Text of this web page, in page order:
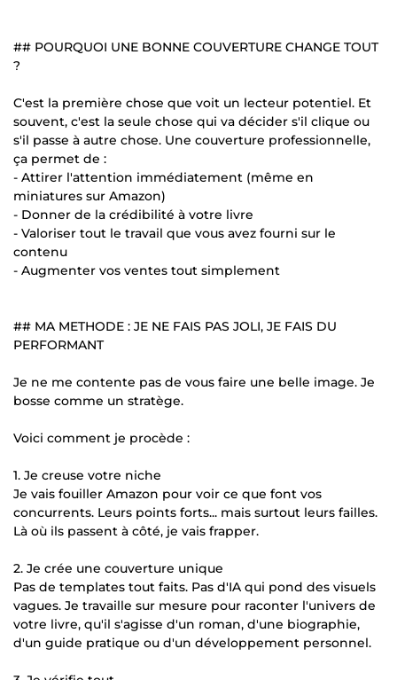
## POURQUOI UNE BONNE COUVERTURE CHANGE TOUT
?
C'est la première chose que voit un lecteur potentiel. Et
souvent, c'est la seule chose qui va décider s'il clique ou
s'il passe à autre chose. Une couverture professionnelle,
ça permet de :
- Attirer l'attention immédiatement (même en
miniatures sur Amazon)
- Donner de la crédibilité à votre livre
- Valoriser tout le travail que vous avez fourni sur le
contenu
- Augmenter vos ventes tout simplement
## MA METHODE : JE NE FAIS PAS JOLI, JE FAIS DU
PERFORMANT
Je ne me contente pas de vous faire une belle image. Je
bosse comme un stratège.
Voici comment je procède :
1. Je creuse votre niche
Je vais fouiller Amazon pour voir ce que font vos
concurrents. Leurs points forts... mais surtout leurs failles.
Là où ils passent à côté, je vais frapper.
2. Je crée une couverture unique
Pas de templates tout faits. Pas d'IA qui pond des visuels
vagues. Je travaille sur mesure pour raconter l'univers de
votre livre, qu'il s'agisse d'un roman, d'une biographie,
d'un guide pratique ou d'un développement personnel.